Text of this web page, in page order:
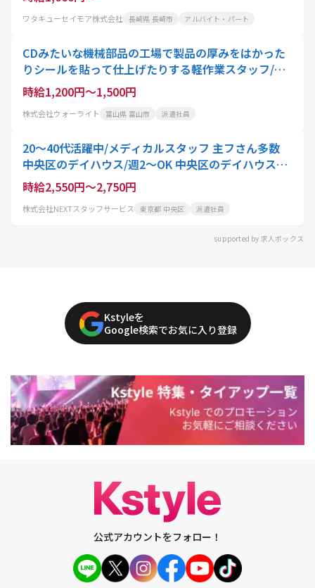
ワタキューセイモア株式会社 長崎県 長崎市 アルバイト・パート
CDみたいな機械部品の工場で製品の厚みをはかった
りシールを貼って仕上げたりする軽作業スタッフ/未
経験OK/ブランクOK/主婦主夫活躍/富山市
時給1,200円～1,500円
株式会社ウォーライト 富山県 富山市 派遣社員
20～40代活躍中/メディカルスタッフ 主フさん多数
中央区のデイハウス/週2～OK 中央区のデイハウスで
健康管理・服薬管理/シフト自由×日勤のみOK×残業
なし×資格を活かせる×主婦 さん多数/短期OK/高
額・高収入
時給2,550円～2,750円
株式会社NEXTスタッフサービス 東京都 中央区 派遣社員
supported by 求人ボックス
Kstyleを
Google検索でお気に入り登録
公式アカウントをフォロー！